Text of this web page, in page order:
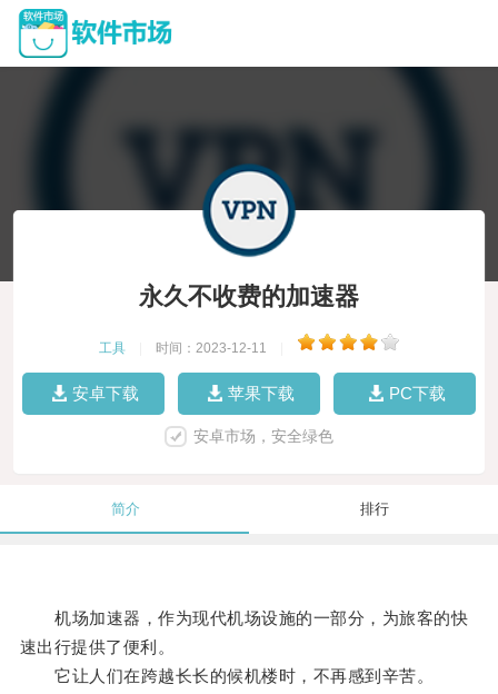
永久不收费的加速器
工具 时间：2023-12-11
安卓下载 苹果下载 PC下载
安卓市场，安全绿色
简介 排行
机场加速器，作为现代机场设施的一部分，为旅客的快
速出行提供了便利。
它让人们在跨越长长的候机楼时，不再感到辛苦。